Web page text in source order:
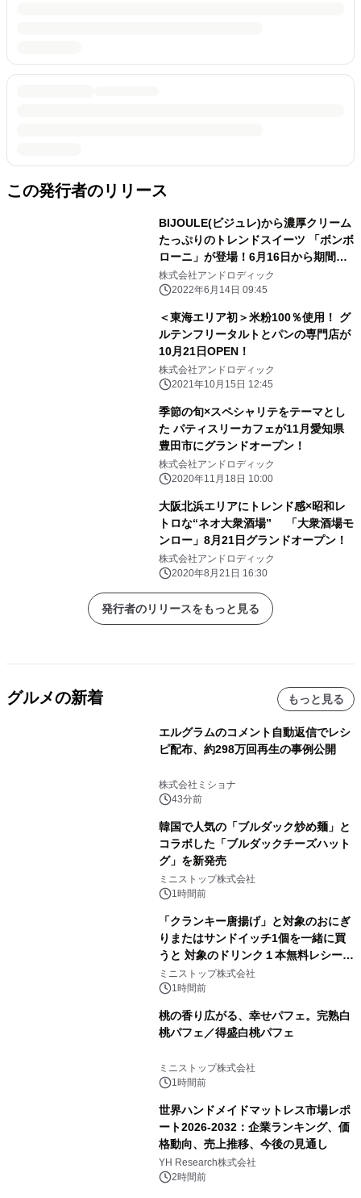
この発行者のリリース
BIJOULE(ビジュレ)から濃厚クリーム
たっぷりのトレンドスイーツ 「ボンボ
ローニ」が登場！6月16日から期間限
定で販売開始
株式会社アンドロディック
2022年6月14日 09:45
＜東海エリア初＞米粉100％使用！ グ
ルテンフリータルトとパンの専門店が
10月21日OPEN！
株式会社アンドロディック
2021年10月15日 12:45
季節の旬×スペシャリテをテーマとし
た パティスリーカフェが11月愛知県
豊田市にグランドオープン！
株式会社アンドロディック
2020年11月18日 10:00
大阪北浜エリアにトレンド感×昭和レ
トロな“ネオ大衆酒場” 「大衆酒場モ
ンロー」8月21日グランドオープン！
株式会社アンドロディック
2020年8月21日 16:30
発行者のリリースをもっと見る
グルメの新着 もっと見る
エルグラムのコメント自動返信でレシ
ピ配布、約298万回再生の事例公開
株式会社ミショナ
43分前
韓国で人気の「ブルダック炒め麺」と
コラボした「ブルダックチーズハット
グ」を新発売
ミニストップ株式会社
1時間前
「クランキー唐揚げ」と対象のおにぎ
りまたはサンドイッチ1個を一緒に買
うと 対象のドリンク１本無料レシート
クーポンもらえる！※1
ミニストップ株式会社
1時間前
桃の香り広がる、幸せパフェ。完熟白
桃パフェ／得盛白桃パフェ
ミニストップ株式会社
1時間前
世界ハンドメイドマットレス市場レポ
ート2026-2032：企業ランキング、価
格動向、売上推移、今後の見通し
YH Research株式会社
2時間前